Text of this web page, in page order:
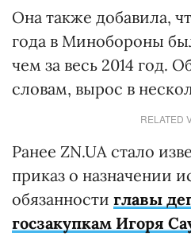
Она также добавила,
года в Минобороны
чем за весь 2014 год.
словам, вырос в
RELATED
Ранее ZN.UA стало
приказ о назначении
обязанности главы
госзакупкам Игоря